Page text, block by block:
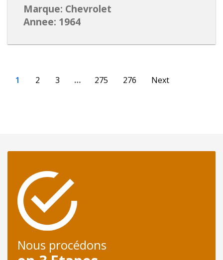
Marque: Chevrolet
Annee: 1964
1 2 3 … 275 276 Next
Nous procédons